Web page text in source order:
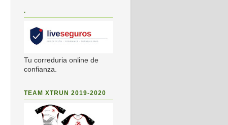
.
Tu correduria online de
confianza.
TEAM XTRUN 2019-2020